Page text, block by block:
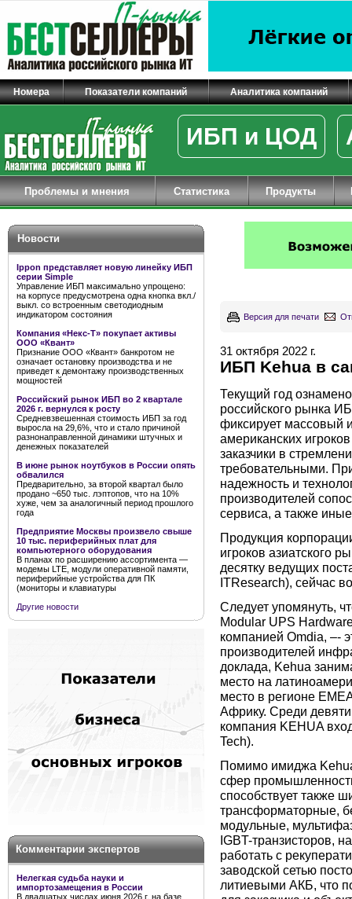
Номера Показатели компаний Аналитика компаний
ИБП и ЦОД
Проблемы и мнения Статистика Продукты
Новости
Ippon представляет новую линейку ИБП
серии Simple
Управление ИБП максимально упрощено:
на корпусе предусмотрена одна кнопка вкл./
выкл. со встроенным светодиодным
индикатором состояния
Компания «Некс-Т» покупает активы
ООО «Квант»
Признание ООО «Квант» банкротом не
означает остановку производства и не
приведет к демонтажу производственных
мощностей
Российский рынок ИБП во 2 квартале
2026 г. вернулся к росту
Средневзвешенная стоимость ИБП за год
выросла на 29,6%, что и стало причиной
разнонаправленной динамики штучных и
денежных показателей
В июне рынок ноутбуков в России опять
обвалился
Предварительно, за второй квартал было
продано ~650 тыс. лэптопов, что на 10%
хуже, чем за аналогичный период прошлого
года
Предприятие Москвы произвело свыше
10 тыс. периферийных плат для
компьютерного оборудования
В планах по расширению ассортимента —
модемы LTE, модули оперативной памяти,
периферийные устройства для ПК
(мониторы и клавиатуры
Другие новости
Комментарии экспертов
Нелегкая судьба науки и
импортозамещения в России
В двадцатых числах июня 2026 г. на базе
Версия для печати
31 октября 2022 г.
ИБП Kehua в
Текущий год
российского рынка
фиксирует массовый
американских
заказчики в
требовательными.
надежность и
производителей
сервиса, а также
Продукция
игроков азиатского
десятку ведущих
ITResearch), сейчас
Следует упомянуть,
Modular UPS
компанией Omdia, –-
производителей
доклада, Kehua
место на
место в регионе
Африку. Среди
компания KEHUA
Tech).
Помимо имиджа
сфер
способствует также
трансформаторные,
модульные,
IGBT-транзисторов,
работать с
заводской сетью
литиевыми АКБ, что